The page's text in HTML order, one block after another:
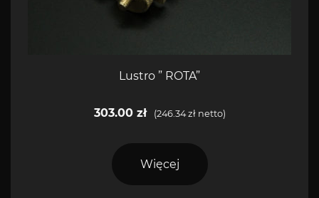
Lustro ” ROTA”
303.00 zł (246.34złnetto)
Więcej